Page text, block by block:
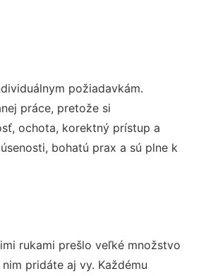
požiadavkám.
práce, pretože si
ochota, korektný prístup a
bohatú prax a sú plne k
rukami prešlo veľké množstvo
pridáte aj vy. Každému